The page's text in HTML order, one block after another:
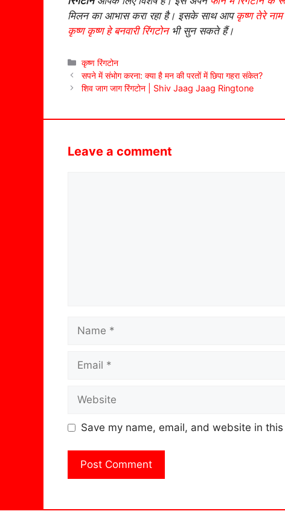
मिलन का आभास करा रहा है। इसके साथ आपकृष्ण तेरे नाम
कृष्ण कृष्ण हे बनवारी रिंगटोनभी सुन सकते हैं।
Categories
कृष्ण रिंगटोन
सपने में संभोग करना: क्या है मन की परतों में छिपा गहरा संकेत?
शिव जाग जाग रिंगटोन | Shiv Jaag Jaag Ringtone
Leave a comment
Save my name, email, and website in